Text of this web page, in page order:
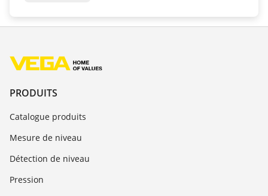
PRODUITS
Catalogue produits
Mesure de niveau
Détection de niveau
Pression